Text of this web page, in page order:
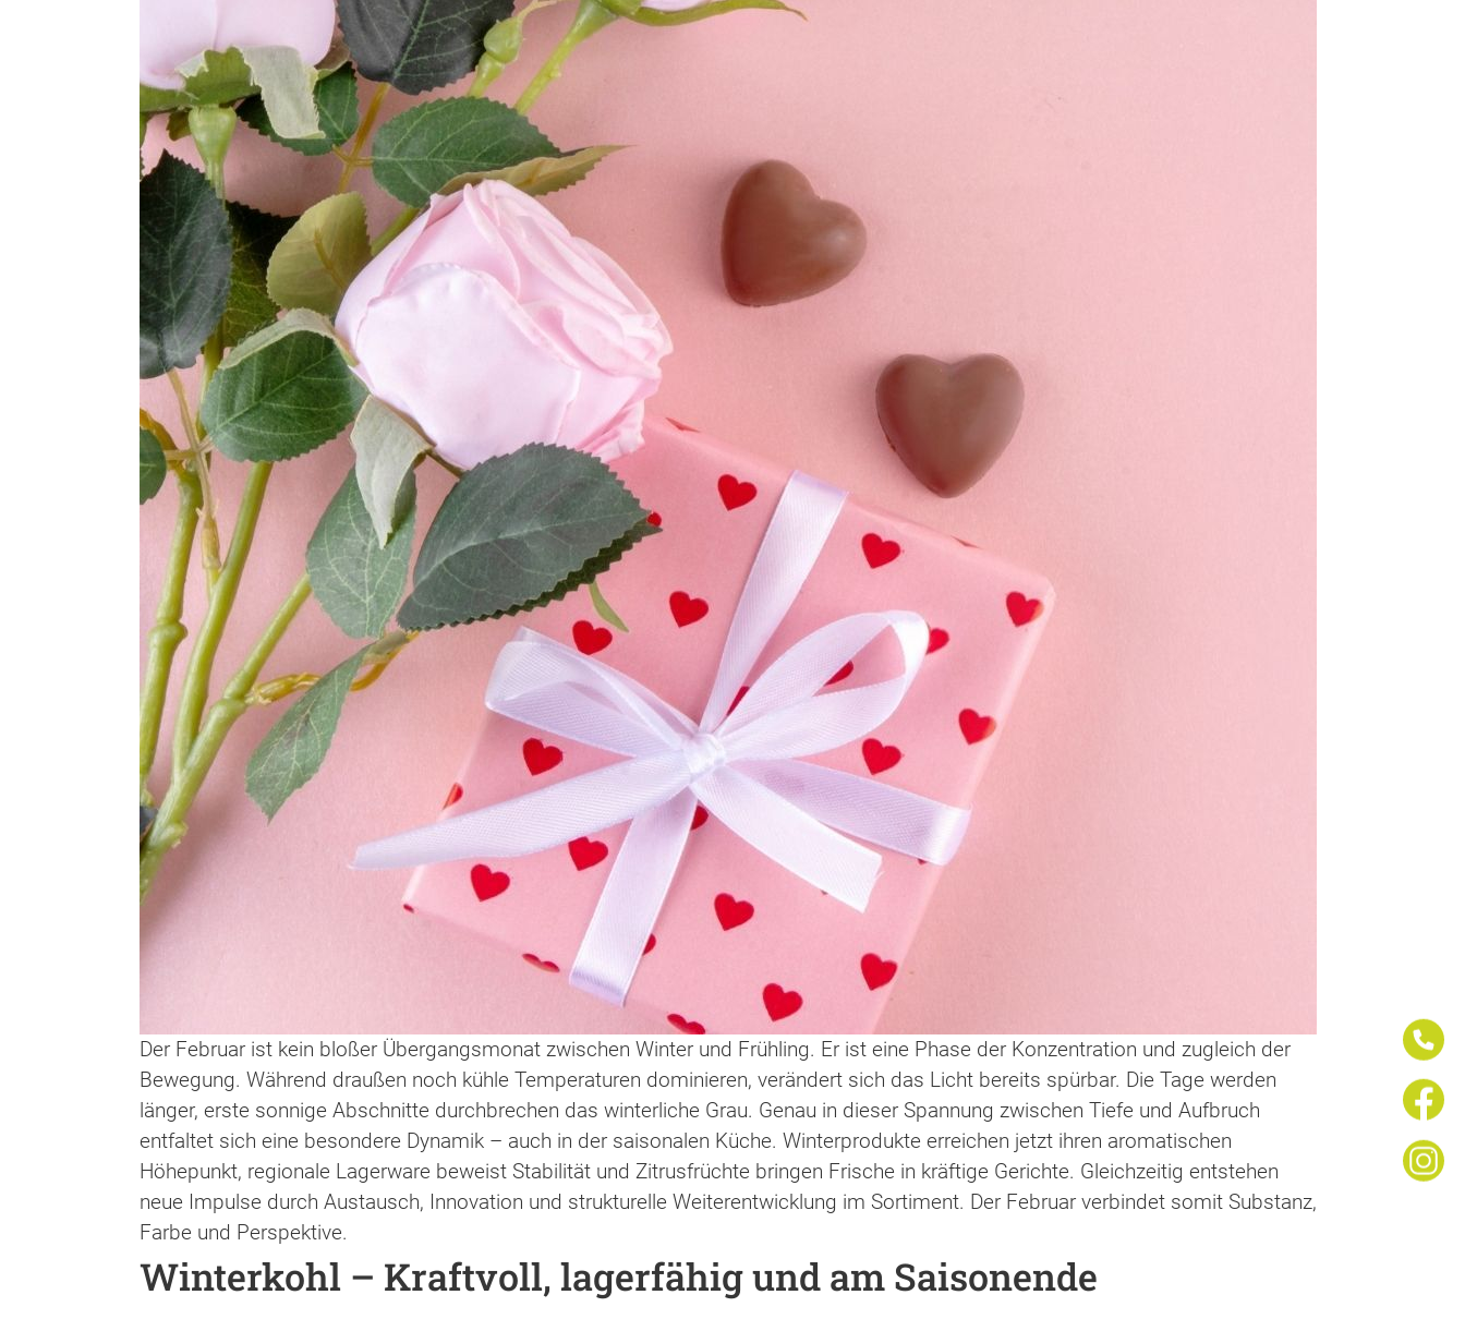
Der Februar ist kein bloßer Übergangsmonat zwischen Winter und Frühling. Er ist eine Phase der Konzentration und zugleich der
Bewegung. Während draußen noch kühle Temperaturen dominieren, verändert sich das Licht bereits spürbar. Die Tage werden
länger, erste sonnige Abschnitte durchbrechen das winterliche Grau. Genau in dieser Spannung zwischen Tiefe und Aufbruch
entfaltet sich eine besondere Dynamik – auch in der saisonalen Küche. Winterprodukte erreichen jetzt ihren aromatischen
Höhepunkt, regionale Lagerware beweist Stabilität und Zitrusfrüchte bringen Frische in kräftige Gerichte. Gleichzeitig entstehen
neue Impulse durch Austausch, Innovation und strukturelle Weiterentwicklung im Sortiment. Der Februar verbindet somit Substanz,
Farbe und Perspektive.
Winterkohl – Kraftvoll, lagerfähig und am Saisonende